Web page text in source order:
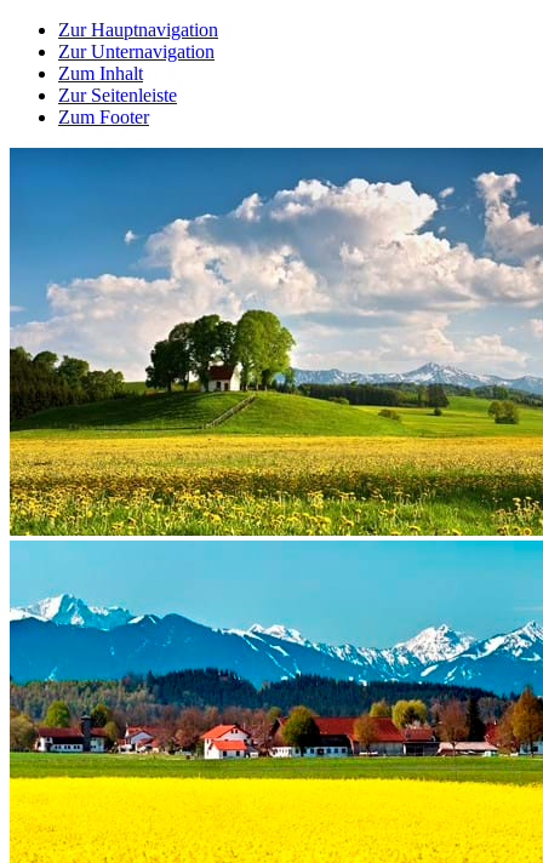
Zur Hauptnavigation
Zur Unternavigation
Zum Inhalt
Zur Seitenleiste
Zum Footer